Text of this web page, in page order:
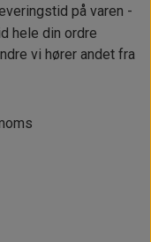
på varen -
hele din ordre
vi hører andet fra